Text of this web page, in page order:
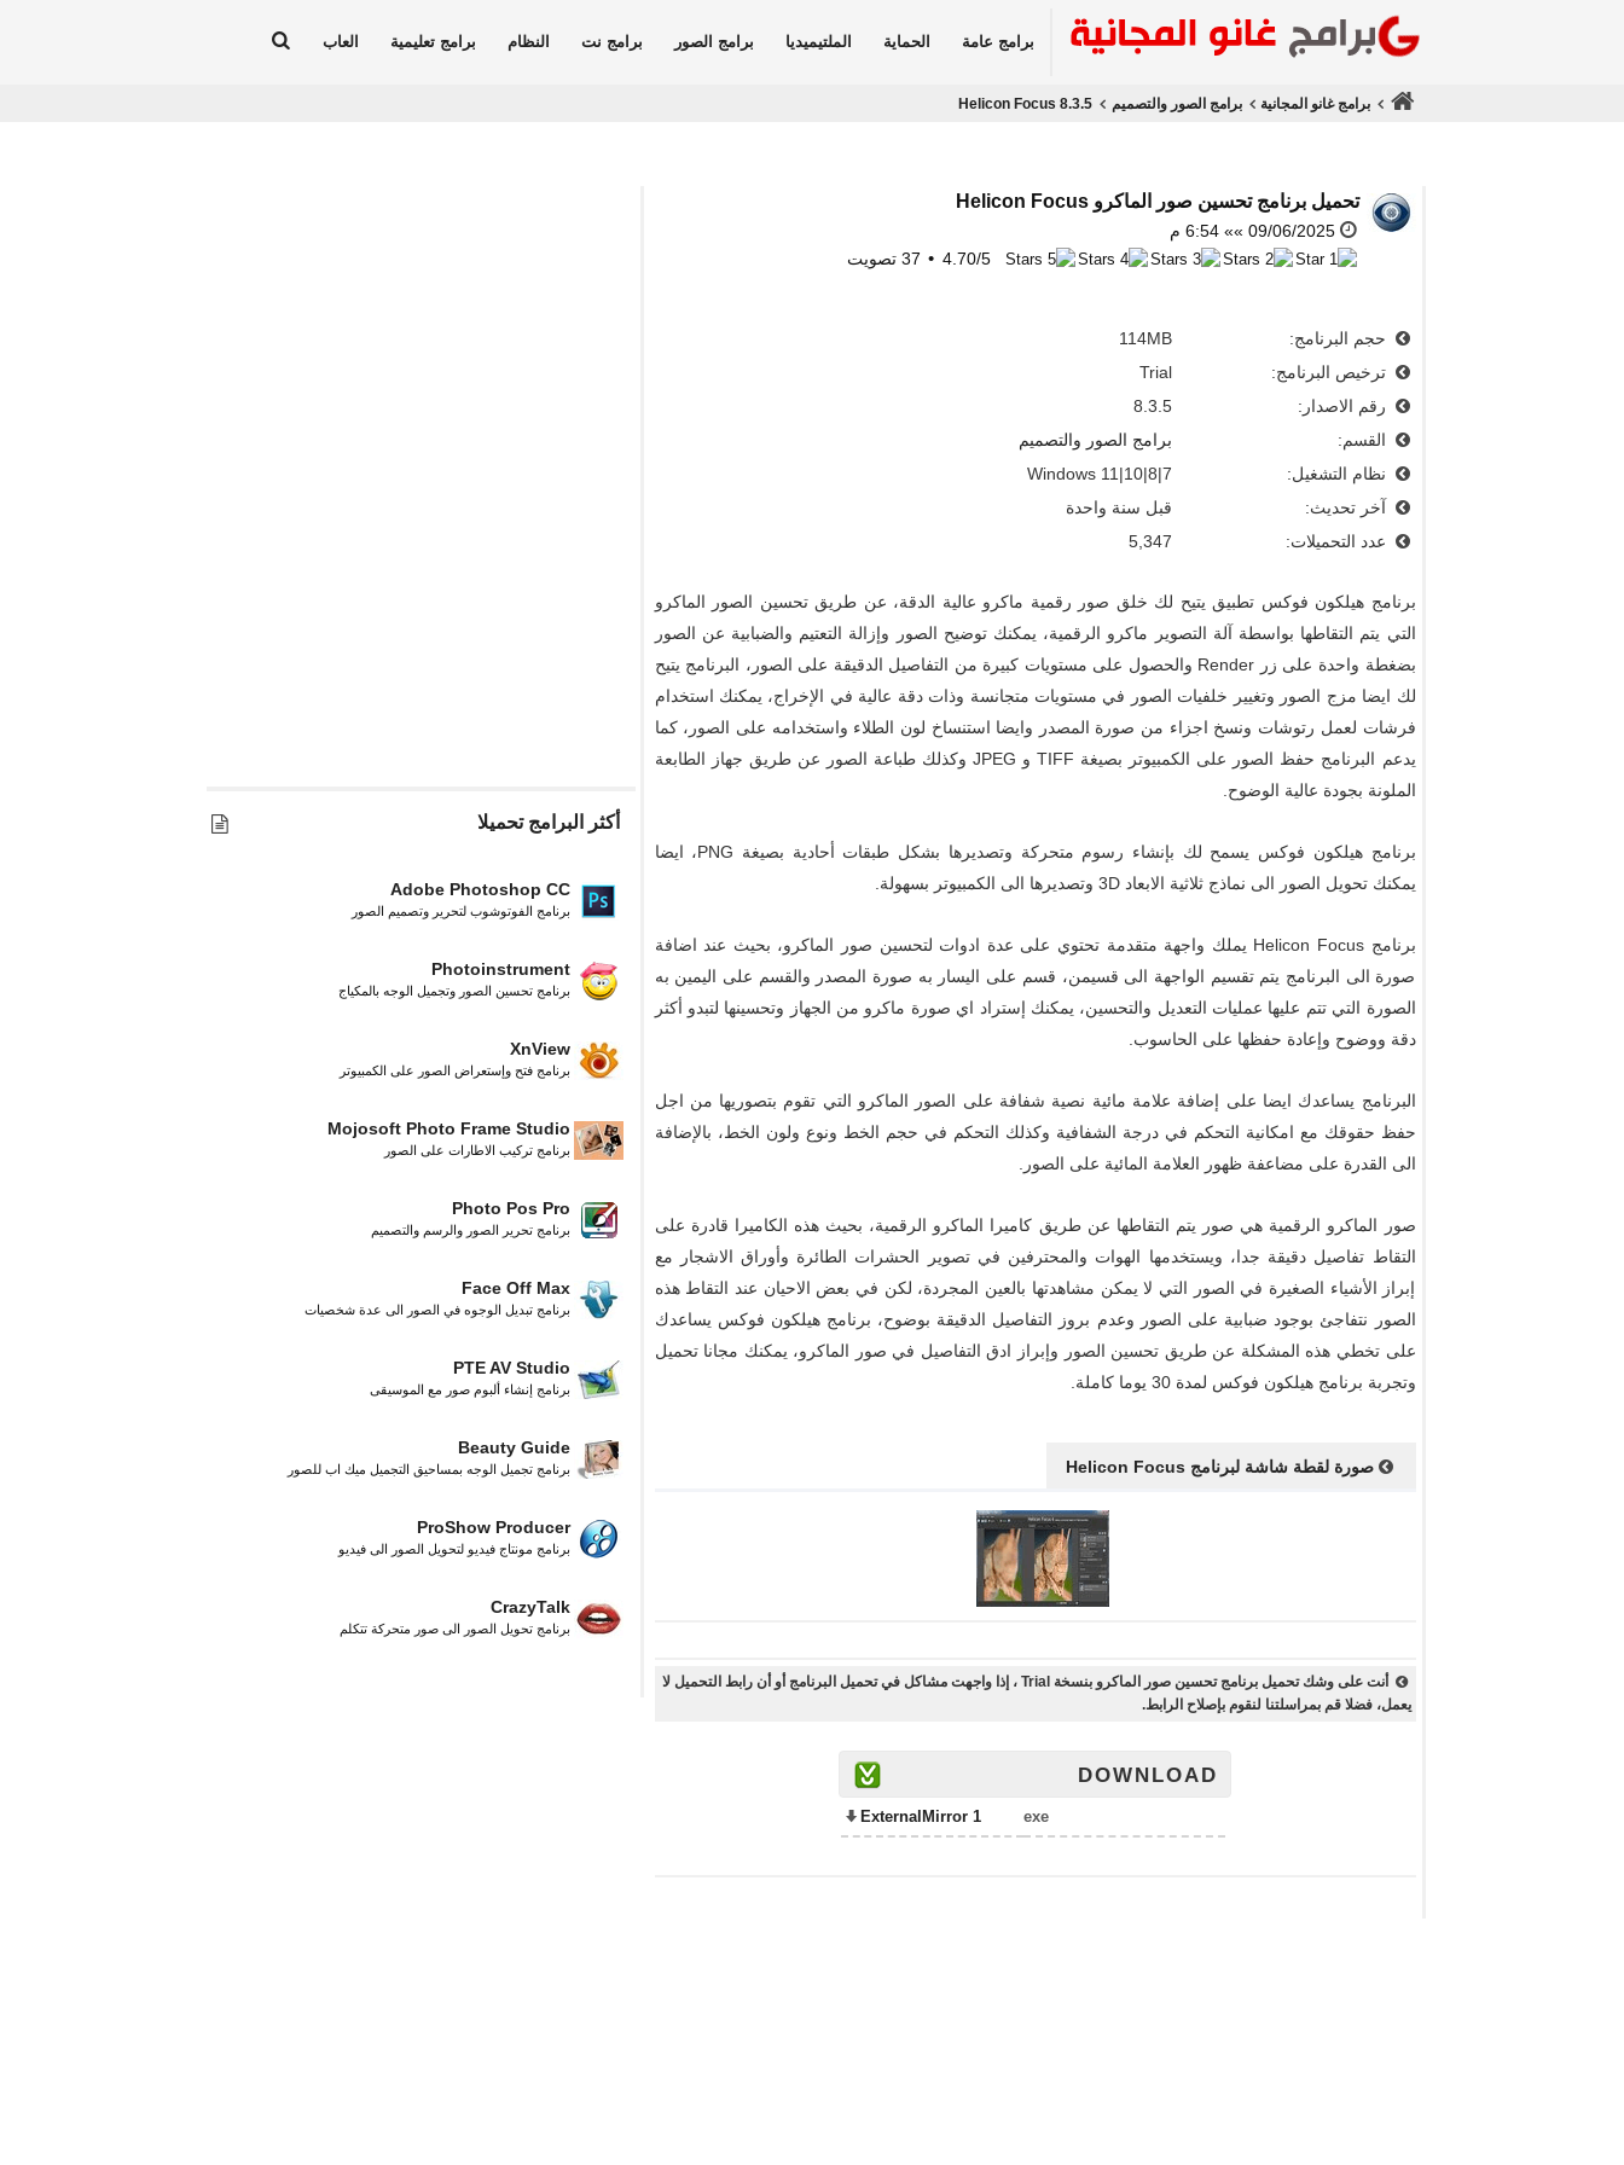
برامج عامة الحماية الملتيميديا برامج الصور برامج نت النظام برامج تعليمية العاب
برامج غانو المجانية برامج الصور والتصميم Helicon Focus 8.3.5
تحميل برنامج تحسين صور الماكروHelicon Focus
09/06/2025 »» 6:54 م
4.70/5
37 تصويت
حجم البرنامج:
114MB
ترخيص البرنامج:
Trial
رقم الاصدار:
8.3.5
القسم:
برامج الصور والتصميم
نظام التشغيل:
Windows 11|10|8|7
آخر تحديث:
قبل سنة واحدة
عدد التحميلات:
5,347
برنامج هيلكون فوكس تطبيق يتيح لك خلق صور رقمية ماكرو عالية الدقة، عن طريق تحسين الصور الماكرو
التي يتم التقاطها بواسطة آلة التصوير ماكرو الرقمية، يمكنك توضيح الصور وإزالة التعتيم والضبابية عن الصور
بضغطة واحدة على زر Render والحصول على مستويات كبيرة من التفاصيل الدقيقة على الصور، البرنامج يتيح
لك ايضا مزج الصور وتغيير خلفيات الصور في مستويات متجانسة وذات دقة عالية في الإخراج، يمكنك استخدام
فرشات لعمل رتوشات ونسخ اجزاء من صورة المصدر وايضا استنساخ لون الطلاء واستخدامه على الصور، كما
يدعم البرنامج حفظ الصور على الكمبيوتر بصيغة TIFF و JPEG وكذلك طباعة الصور عن طريق جهاز الطابعة
الملونة بجودة عالية الوضوح.
برنامج هيلكون فوكس يسمح لك بإنشاء رسوم متحركة وتصديرها بشكل طبقات أحادية بصيغة PNG، ايضا
يمكنك تحويل الصور الى نماذج ثلاثية الابعاد 3D وتصديرها الى الكمبيوتر بسهولة.
برنامج Helicon Focus يملك واجهة متقدمة تحتوي على عدة ادوات لتحسين صور الماكرو، بحيث عند اضافة
صورة الى البرنامج يتم تقسيم الواجهة الى قسيمن، قسم على اليسار به صورة المصدر والقسم على اليمين به
الصورة التي تتم عليها عمليات التعديل والتحسين، يمكنك إستراد اي صورة ماكرو من الجهاز وتحسينها لتبدو أكثر
دقة ووضوح وإعادة حفظها على الحاسوب.
البرنامج يساعدك ايضا على إضافة علامة مائية نصية شفافة على الصور الماكرو التي تقوم بتصوريها من اجل
حفظ حقوقك مع امكانية التحكم في درجة الشفافية وكذلك التحكم في حجم الخط ونوع ولون الخط، بالإضافة
الى القدرة على مضاعفة ظهور العلامة المائية على الصور.
صور الماكرو الرقمية هي صور يتم التقاطها عن طريق كاميرا الماكرو الرقمية، بحيث هذه الكاميرا قادرة على
التقاط تفاصيل دقيقة جدا، ويستخدمها الهوات والمحترفين في تصوير الحشرات الطائرة وأوراق الاشجار مع
إبراز الأشياء الصغيرة في الصور التي لا يمكن مشاهدتها بالعين المجردة، لكن في بعض الاحيان عند التقاط هذه
الصور نتفاجئ بوجود ضبابية على الصور وعدم بروز التفاصيل الدقيقة بوضوح، برنامج هيلكون فوكس يساعدك
على تخطي هذه المشكلة عن طريق تحسين الصور وإبراز ادق التفاصيل في صور الماكرو، يمكنك مجانا تحميل
وتجربة برنامج هيلكون فوكس لمدة 30 يوما كاملة.
صورة لقطة شاشة لبرنامج Helicon Focus
أنت على وشك تحميل برنامج تحسين صور الماكرو بنسخة Trial ، إذا واجهت مشاكل في تحميل البرنامج أو أن رابط التحميل لا
يعمل، فضلا قم بمراسلتنا لنقوم بإصلاح الرابط.
DOWNLOAD
exe
ExternalMirror 1
أكثر البرامج تحميلا
Adobe Photoshop CC
برنامج الفوتوشوب لتحرير وتصميم الصور
Photoinstrument
برنامج تحسين الصور وتجميل الوجه بالمكياج
XnView
برنامج فتح وإستعراض الصور على الكمبيوتر
Mojosoft Photo Frame Studio
برنامج تركيب الاطارات على الصور
Photo Pos Pro
برنامج تحرير الصور والرسم والتصميم
Face Off Max
برنامج تبديل الوجوه في الصور الى عدة شخصيات
PTE AV Studio
برنامج إنشاء ألبوم صور مع الموسيقى
Beauty Guide
برنامج تجميل الوجه بمساحيق التجميل ميك اب للصور
ProShow Producer
برنامج مونتاج فيديو لتحويل الصور الى فيديو
CrazyTalk
برنامج تحويل الصور الى صور متحركة تتكلم